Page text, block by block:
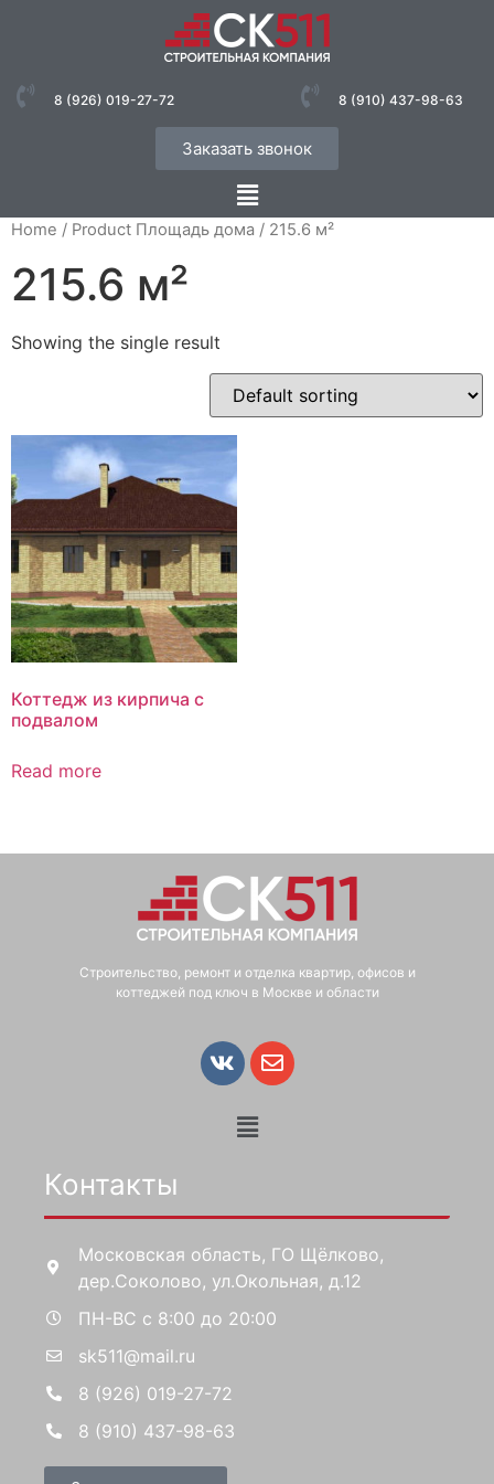
8 (926) 019-27-72 8 (910) 437-98-63
Заказать звонок
Home / Product Площадь дома / 215.6 м²
215.6 м²
Showing the single result
Коттедж из кирпича с
подвалом
Read more
Строительство, ремонт и отделка квартир, офисов и
коттеджей под ключ в Москве и области
Контакты
Московская область, ГО Щёлково,
дер.Соколово, ул.Окольная, д.12
ПН-ВС с 8:00 до 20:00
sk511@mail.ru
8 (926) 019-27-72
8 (910) 437-98-63